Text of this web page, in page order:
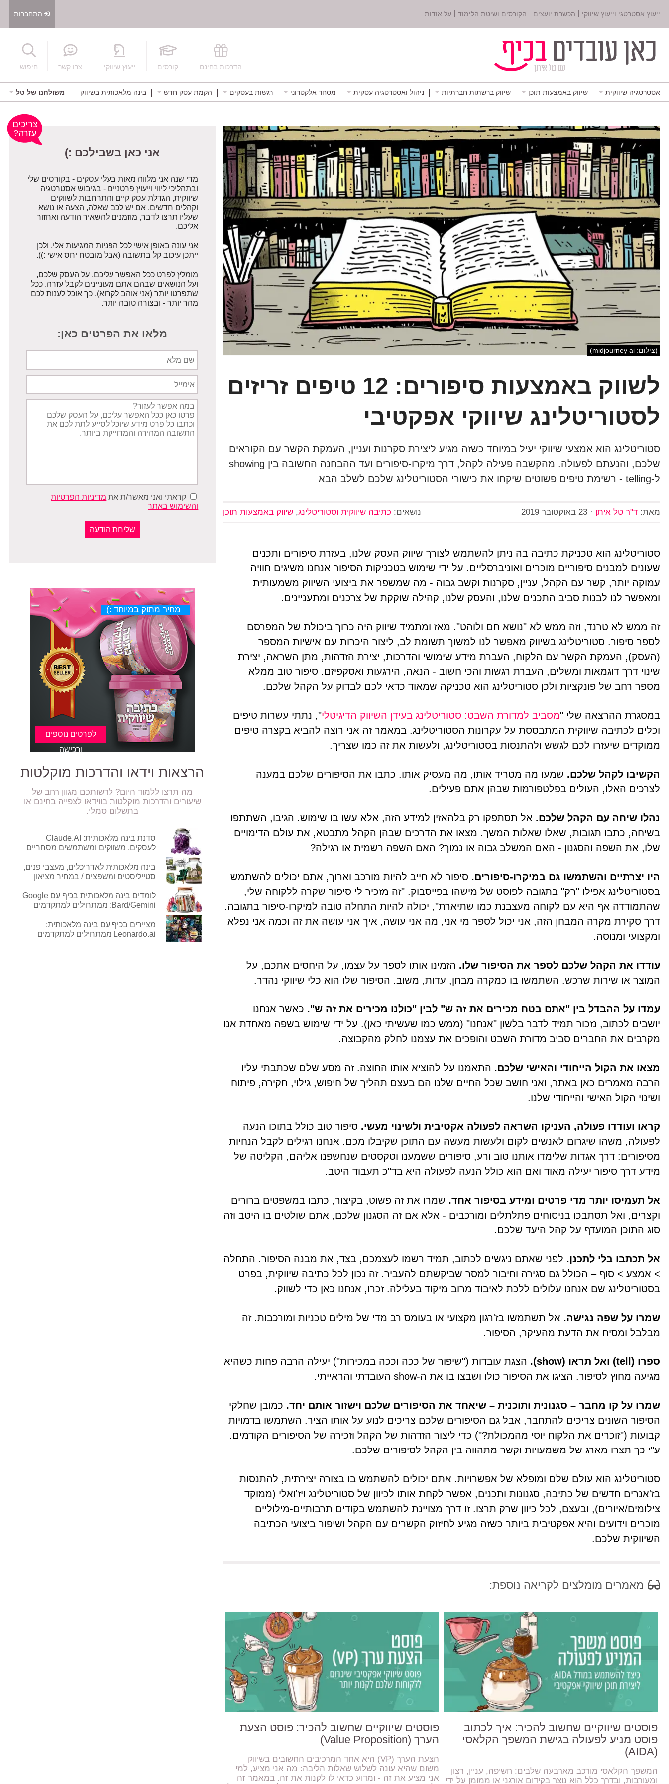
ייעוץ אסטרטגי וייעוץ שיווקי הכשרת יועצים הקורסים ושיטת הלימוד על אודות התחברות
הדרכות בחינם קורסים ייעוץ שיווקי צרו קשר חיפוש
אסטרטגיה שיווקית שיווק באמצעות תוכן שיווק ברשתות חברתיות ניהול ואסטרטגיה עסקית מסחר אלקטרוני רגשות בעסקים הקמת עסק חדש בינה מלאכותית בשיווק משולחנו של טל
(צילום: midjourney ai)
לשווק באמצעות סיפורים: 12 טיפים זריזים
לסטוריטלינג שיווקי אפקטיבי
סטוריטלינג הוא אמצעי שיווקי יעיל במיוחד כשזה מגיע ליצירת סקרנות ועניין, העמקת הקשר עם הקוראים
שלכם, והנעתם לפעולה. מהקשבה פעילה לקהל, דרך מיקרו-סיפורים ועד ההבחנה החשובה בין showing
ל-telling - רשימת טיפים פשוטים שיקחו את כישורי הסטוריטלינג שלכם לשלב הבא
מאת: ד"ר טל איתן · 23 באוקטובר 2019 נושאים: כתיבה שיווקית וסטוריטלינג, שיווק באמצעות תוכן
סטוריטלינג הוא טכניקת כתיבה בה ניתן להשתמש לצורך שיווק העסק שלנו, בעזרת סיפורים ותכנים
שעונים למבנים סיפוריים מוכרים ואוניברסליים. על ידי שימוש בטכניקות הסיפור אנחנו משיגים חוויה
עמוקה יותר, קשר עם הקהל, עניין, סקרנות וקשב גבוה - מה שמשפר את ביצועי השיווק משמעותית
ומאפשר לנו לבנות סביב התכנים שלנו, והעסק שלנו, קהילה שוקקת של צרכנים ומתעניינים.
זה ממש לא טרנד, וזה ממש לא "נושא חם ולוהט". מאז ומתמיד שיווק היה כרוך ביכולת של המפרסם
לספר סיפור. סטוריטלינג בשיווק מאפשר לנו למשוך תשומת לב, ליצור היכרות עם אישיות המספר
(העסק), העמקת הקשר עם הלקוח, העברת מידע שימושי והדרכות, יצירת הזדהות, מתן השראה, יצירת
שינוי דרך דוגמאות ומשלים, העברת רגשות והכי חשוב - הנאה, הירגעות ואסקפיזם. סיפור טוב ממלא
מספר רחב של פונקציות ולכן סטוריטלינג הוא טכניקה שמאוד כדאי לכם לבדוק על הקהל שלכם.
במסגרת ההרצאה שלי "מסביב למדורת השבט: סטוריטלינג בעידן השיווק הדיגיטלי", נתתי עשרות טיפים
וכלים לכתיבה שיווקית המתבססת על עקרונות הסטוריטלינג. במאמר זה אני רוצה להביא בקצרה טיפים
ממוקדים שיעזרו לכם לגשש ולהתנסות בסטוריטלינג, ולעשות את זה כמו שצריך.
הקשיבו לקהל שלכם. שמעו מה מטריד אותו, מה מעסיק אותו. כתבו את הסיפורים שלכם במענה
לצרכים האלו, העולים בפלטפורמות שבהן אתם פעילים.
נהלו שיחה עם הקהל שלכם. אל תסתפקו רק בלהאזין למידע הזה, אלא עשו בו שימוש. הגיבו, השתתפו
בשיחה, כתבו תגובות, שאלו שאלות המשך. מצאו את הדרכים שבהן הקהל מתבטא, את עולם הדימויים
שלו, את השפה והסגנון - האם המשלב גבוה או נמוך? האם השפה רשמית או רגילה?
היו יצרתיים והשתמשו גם במיקרו-סיפורים. סיפור לא חייב להיות מורכב וארוך, אתם יכולים להשתמש
בסטוריטלינג אפילו "רק" בתגובה לפוסט של מישהו בפייסבוק. "זה מזכיר לי סיפור שקרה ללקוחה שלי,
שהתמודדה אף היא עם לקוחה מעצבנת כמו שתיארת", יכולה להיות התחלה טובה למיקרו-סיפור בתגובה.
דרך סקירת מקרה המבחן הזה, אני יכול לספר מי אני, מה אני עושה, איך אני עושה את זה וכמה אני נפלא
ומקצועי ומנוסה.
עודדו את הקהל שלכם לספר את הסיפור שלו. הזמינו אותו לספר על עצמו, על היחסים אתכם, על
המוצר או שירות שרכש. השתמשו בו כמקרה מבחן, עדות, משוב. הסיפור שלו הוא כלי שיווקי נהדר.
עמדו על ההבדל בין "אתם בטח מכירים את זה ש" לבין "כולנו מכירים את זה ש". כאשר אנחנו
יושבים לכתוב, נזכור תמיד לדבר בלשון "אנחנו" (ממש כמו שעשיתי כאן). על ידי שימוש בשפה מאחדת אנו
מקרבים את החברים סביב מדורת השבט והופכים את עצמנו לחלק מהקבוצה.
מצאו את הקול הייחודי והאישי שלכם. התאמנו על להוציא אותו החוצה. זה מסע שלם שכתבתי עליו
הרבה מאמרים כאן באתר, ואני חושב שכל החיים שלנו הם בעצם תהליך של חיפוש, גילוי, חקירה, פיתוח
ושינוי הקול האישי והייחודי שלנו.
קראו ועודדו פעולה, העניקו השראה לפעולה אקטיבית ולשינוי מעשי. סיפור טוב כולל בתוכו הנעה
לפעולה, משהו שיגרום לאנשים לקום ולעשות מעשה עם התוכן שקיבלו מכם. אנחנו רגילים לקבל הנחיות
מסיפורים: דרך אגדות שלימדו אותנו טוב ורע, סיפורים ששמענו וטקסטים שנחשפנו אליהם, הקליטה של
מידע דרך סיפור יעילה מאוד ואם הוא כולל הנעה לפעולה היא בד"כ תעבוד היטב.
אל תעמיסו יותר מדי פרטים ומידע בסיפור אחד. שמרו את זה פשוט, בקיצור, כתבו במשפטים ברורים
וקצרים, ואל תסתבכו בניסוחים פתלתלים ומורכבים - אלא אם זה הסגנון שלכם, אתם שולטים בו היטב וזה
סוג התוכן המועדף על קהל היעד שלכם.
אל תכתבו בלי לתכנן. לפני שאתם ניגשים לכתוב, תמיד רשמו לעצמכם, בצד, את מבנה הסיפור. התחלה
> אמצע > סוף – הכולל גם סגירה וחיבור למסר שביקשתם להעביר. זה נכון לכל כתיבה שיווקית, בפרט
בסטוריטלינג שם אנחנו עלולים ללכת לאיבוד מרוב מיקוד בעלילה. זכרו, אנחנו כאן כדי לשווק.
שמרו על שפה נגישה. אל תשתמשו בז'רגון מקצועי או בעומס רב מדי של מילים טכניות ומורכבות. זה
מבלבל ומסיח את הדעת מהעיקר, הסיפור.
ספרו (tell) ואל תראו (show).
הצגת עובדות ("שיפור של ככה וככה במכירות") יעילה הרבה פחות כשהיא
מגיעה מחוץ לסיפור. הציגו את הסיפור כולו ושבצו בו את ה-show העובדתי והראייתי.
שמרו על קו מחבר – סגנונית ותוכנית – שיאחד את הסיפורים שלכם וישזור אותם יחד. כמובן שחלקי
הסיפור השונים צריכים להתחבר, אבל גם הסיפורים שלכם צריכים לנוע על אותו הציר. השתמשו בדמויות
קבועות ("זוכרים את הלקוח יוסי מהמכולת?") כדי ליצור הזדהות של הקהל וזכירה של הסיפורים הקודמים.
ע"י כך תצרו מארג של משמעויות וקשר מתהווה בין הקהל לסיפורים שלכם.
סטוריטלינג הוא עולם שלם ומופלא של אפשרויות. אתם יכולים להשתמש בו בצורה יצירתית, להתנסות
בז'אנרים חדשים של כתיבה, סגנונות ותכנים, אפשר לקחת אותו לכיוון של סטוריטלינג ויז'ואלי (ממוקד
צילומים/איורים), ובעצם, לכל כיוון שרק תרצו. זו דרך מצויינת להשתמש בקודים תרבותיים-מילוליים
מוכרים וידועים והיא אפקטיבית ביותר כשזה מגיע לחיזוק הקשרים עם הקהל ושיפור ביצועי הכתיבה
השיווקית שלכם.
מאמרים מומלצים לקריאה נוספת:
פוסטים שיווקיים שחשוב להכיר: איך לכתוב
פוסט מניע לפעולה בגישת המשפך הקלאסי
(AIDA)
המשפך הקלאסי מורכב מארבעה שלבים: חשיפה, עניין, רצון
ומעורבות, ובדרך כלל הוא נוצר בקידום אורגני או ממומן על ידי
פוסטים שיווקיים שחשוב להכיר: פוסט הצעת
הערך (Value Proposition)
הצעת הערך (VP) היא אחד המרכיבים החשובים בשיווק
משום שהיא עונה לשלוש שאלות הליבה: מה אני מציע, למי
אני מציע את זה - ומדוע כדאי לו לקנות את זה. במאמר זה
אני כאן בשבילכם :)
מדי שנה אני מלווה מאות בעלי עסקים - בקורסים שלי
ובתהליכי ליווי וייעוץ פרטניים - בגיבוש אסטרטגיה
שיווקית, הגדלת עסק קיים והתרחבות לשווקים
וקהלים חדשים. אם יש לכם שאלה, הצעה או נושא
שעליו תרצו לדבר, מוזמנים להשאיר הודעה ואחזור
אליכם.
אני עונה באופן אישי לכל הפניות המגיעות אלי, ולכן
ייתכן עיכוב קל בתשובה (אבל מובטח יחס אישי :)).
מומלץ לפרט ככל האפשר עליכם, על העסק שלכם,
ועל הנושאים שבהם אתם מעוניינים לקבל עזרה. ככל
שתפרטו יותר (אני אוהב לקרוא), כך אוכל לענות לכם
מהר יותר - ובצורה טובה יותר.
מלאו את הפרטים כאן:
מלא
תיאור
הפניה
קראתי ואני מאשר/ת את מדיניות הפרטיות
והשימוש באתר
מחיר מתוק במיוחד :)
הרצאות וידאו והדרכות מוקלטות
מה תרצו ללמוד היום? לרשותכם מגוון רחב של
שיעורים והדרכות מוקלטות בווידאו לצפייה בחינם או
בתשלום סמלי.
סדנת בינה מלאכותית: Claude.AI
לעסקים, משווקים ומשתמשים מסחריים
בינה מלאכותית לאדריכלים, מעצבי פנים,
סטייליסטים ומשפצים / במחיר מציאון
לומדים בינה מלאכותית בכיף עם Google
Bard/Gemini: ממתחילים למתקדמים
מציירים בכיף עם בינה מלאכותית:
Leonardo.ai ממתחילים למתקדמים